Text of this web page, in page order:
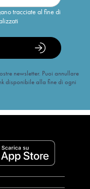
tracciate al fine di
newsletter. Puoi annullare
disponibile alla fine di ogni